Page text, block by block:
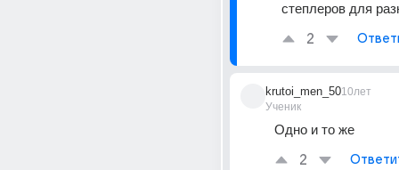
степлеров для
2
krutoi_men_50
Ученик
10лет
Одно и то же
2